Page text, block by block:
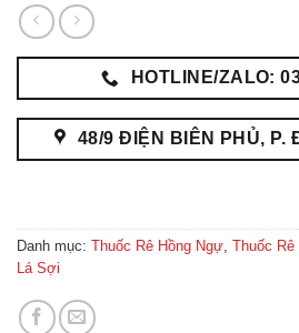
HOTLINE/ZALO:
48/9 ĐIỆN BIÊN PHỦ, P.
Danh mục: Thuốc Rê Hồng Ngự Thuốc Rê
Lá Sợi